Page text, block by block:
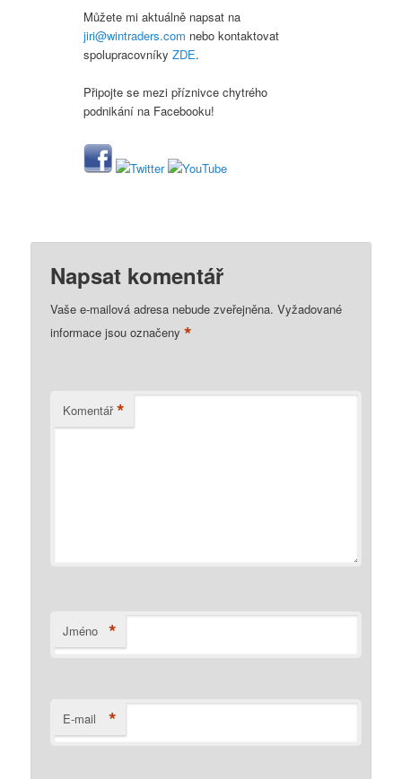
Můžete mi aktuálně napsat na
jiri@wintraders.com nebo kontaktovat
spolupracovníkyZDE.
Připojte se mezi příznivce chytrého
podnikání na Facebooku!
Napsat komentář
Vaše e-mailová adresa nebude zveřejněna. Vyžadované
informace jsou označeny*
Komentář *
Jméno *
E-mail *